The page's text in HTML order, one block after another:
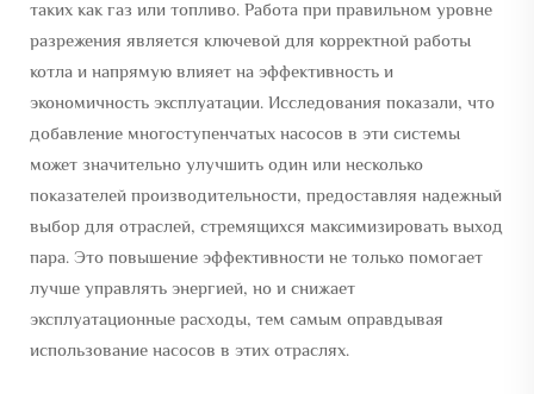
таких как газ или топливо. Работа при правильном уровне
разрежения является ключевой для корректной работы
котла и напрямую влияет на эффективность и
экономичность эксплуатации. Исследования показали, что
добавление многоступенчатых насосов в эти системы
может значительно улучшить один или несколько
показателей производительности, предоставляя надежный
выбор для отраслей, стремящихся максимизировать выход
пара. Это повышение эффективности не только помогает
лучше управлять энергией, но и снижает
эксплуатационные расходы, тем самым оправдывая
использование насосов в этих отраслях.